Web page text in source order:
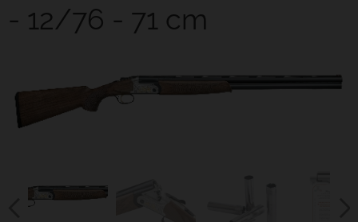
- 12/76 - 71 cm